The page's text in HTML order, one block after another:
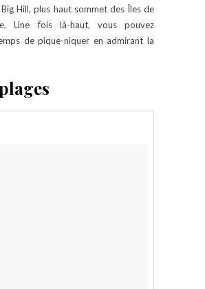
Hill, plus haut sommet des Îles de
Une fois là-haut, vous pouvez
de pique-niquer en admirant la